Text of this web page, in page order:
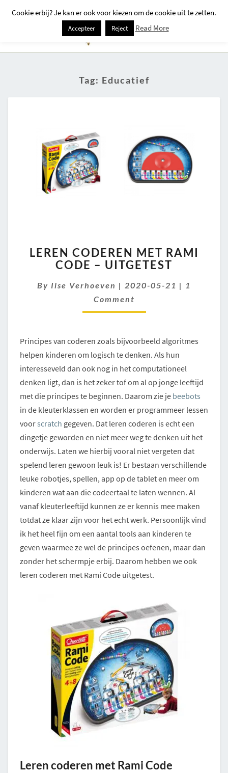
Tag: Educatief
CODEREN
MET
CODE
–
UITGETEST
LEREN CODEREN MET RAMI
CODE – UITGETEST
By Ilse Verhoeven | 2020-05-21 | 1
Comment
Principes van coderen zoals bijvoorbeeld algoritmes
helpen kinderen om logisch te denken. Als hun
interesseveld dan ook nog in het computationeel
denken ligt, dan is het zeker tof om al op jonge leeftijd
met die principes te beginnen. Daarom zie je beebots
in de kleuterklassen en worden er programmeer lessen
voorscratch gegeven. Dat leren coderen is echt een
dingetje geworden en niet meer weg te denken uit het
onderwijs. Laten we hierbij vooral niet vergeten dat
spelend leren gewoon leuk is! Er bestaan verschillende
leuke robotjes, spellen, app op de tablet en meer om
kinderen wat aan die codeertaal te laten wennen. Al
vanaf kleuterleeftijd kunnen ze er kennis mee maken
totdat ze klaar zijn voor het echt werk. Persoonlijk vind
ik het heel fijn om een aantal tools aan kinderen te
geven waarmee ze wel de principes oefenen, maar dan
zonder het schermpje erbij. Daarom hebben we ook
leren coderen met Rami Code uitgetest.
Leren coderen met Rami Code
Cookie erbij? Je kan er ook voor kiezen om de cookie uit te zetten.
Accepteer Reject Read More